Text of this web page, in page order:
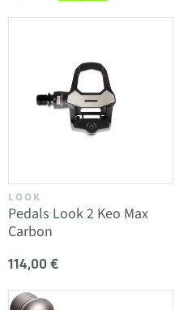
LOOK
Pedals Look 2 Keo Max
Carbon
114,00 €